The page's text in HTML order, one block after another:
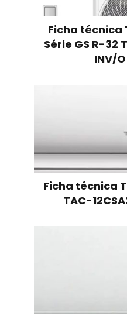
Ficha técnica
Série GS R-32
INV/
Ficha técnica
TAC-